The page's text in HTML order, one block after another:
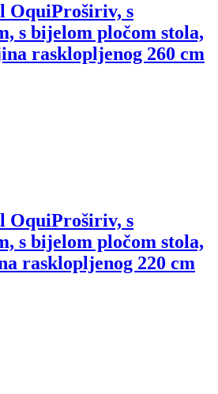
OquiProširiv, s
s bijelom pločom stola,
rasklopljenog 260 cm
OquiProširiv, s
s bijelom pločom stola,
rasklopljenog 220 cm